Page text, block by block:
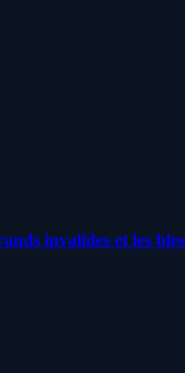
invalides et les